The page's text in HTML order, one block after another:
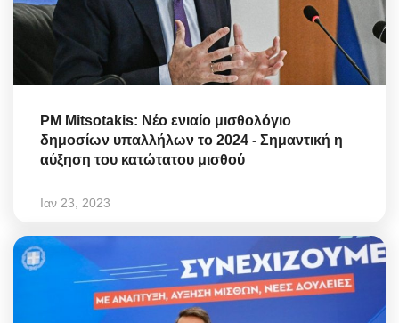
PM Mitsotakis: Νέο ενιαίο μισθολόγιο
δημοσίων υπαλλήλων το 2024 - Σημαντική η
αύξηση του κατώτατου μισθού
Ιαν 23, 2023